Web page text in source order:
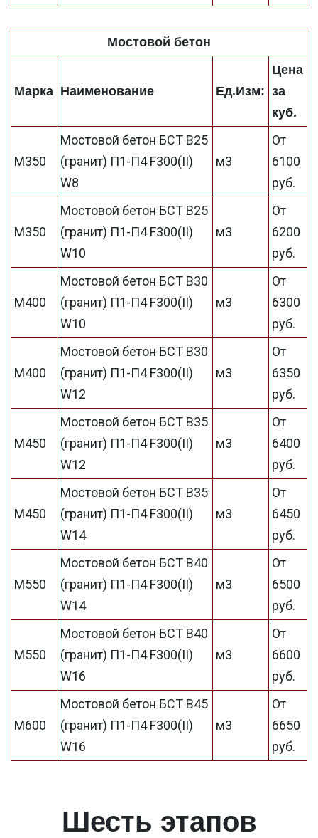
Мостовой бетон
Марка Наименование Ед.Изм:
Цена
за
куб.
М350
Мостовой бетон БСТ В25
(гранит) П1-П4 F300(II)
W8
м3
От
6100
руб.
М350
Мостовой бетон БСТ В25
(гранит) П1-П4 F300(II)
W10
м3
От
6200
руб.
М400
Мостовой бетон БСТ В30
(гранит) П1-П4 F300(II)
W10
м3
От
6300
руб.
М400
Мостовой бетон БСТ В30
(гранит) П1-П4 F300(II)
W12
м3
От
6350
руб.
М450
Мостовой бетон БСТ В35
(гранит) П1-П4 F300(II)
W12
м3
От
6400
руб.
М450
Мостовой бетон БСТ В35
(гранит) П1-П4 F300(II)
W14
м3
От
6450
руб.
М550
Мостовой бетон БСТ В40
(гранит) П1-П4 F300(II)
W14
м3
От
6500
руб.
М550
Мостовой бетон БСТ В40
(гранит) П1-П4 F300(II)
W16
м3
От
6600
руб.
М600
Мостовой бетон БСТ В45
(гранит) П1-П4 F300(II)
W16
м3
От
6650
руб.
Шесть этапов